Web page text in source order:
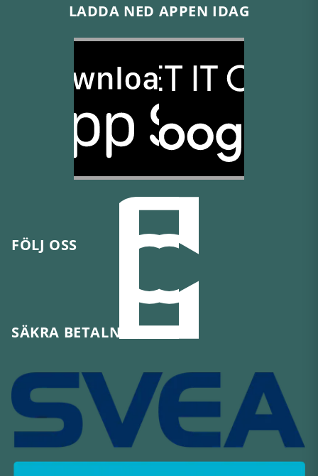
LADDA NED APPEN IDAG
FÖLJ OSS
SÄKRA BETALNINGAR